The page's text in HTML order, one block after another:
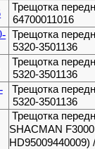
Трещотка
64700011016
Трещотка
5320-3501136
Трещотка
5320-3501136
Трещотка
5320-3501136
Трещотка
SHACMAN
HD95009440009)